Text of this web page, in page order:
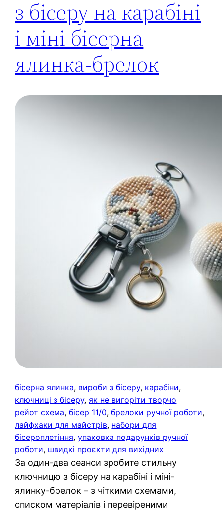
з бісеру на карабіні
і міні бісерна
ялинка-брелок
бісерна ялинка, вироби з бісеру, карабіни
ключниці з бісеру, як не вигоріти творчо
pейот схема, бісер 11/0, брелоки ручної роботи
лайфхаки для майстрів, набори для
бісероплетіння, упаковка подарунків ручної
роботи, швидкі проєкти для вихідних
За один-два сеанси зробите стильну
ключницю з бісеру на карабіні і міні-
ялинку-брелок – з чіткими схемами,
списком матеріалів і перевіреними